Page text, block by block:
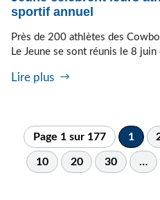
sportif annuel
Près de 200 athlètes des
Le Jeune se sont réunis le 8
Lire plus
Page 1 sur 177 1
10 20 30 …